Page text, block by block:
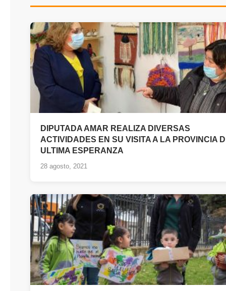
DIPUTADA AMAR REALIZA DIVERSAS
ACTIVIDADES EN SU VISITA A LA PROVINCIA
ULTIMA ESPERANZA
28 agosto, 2021